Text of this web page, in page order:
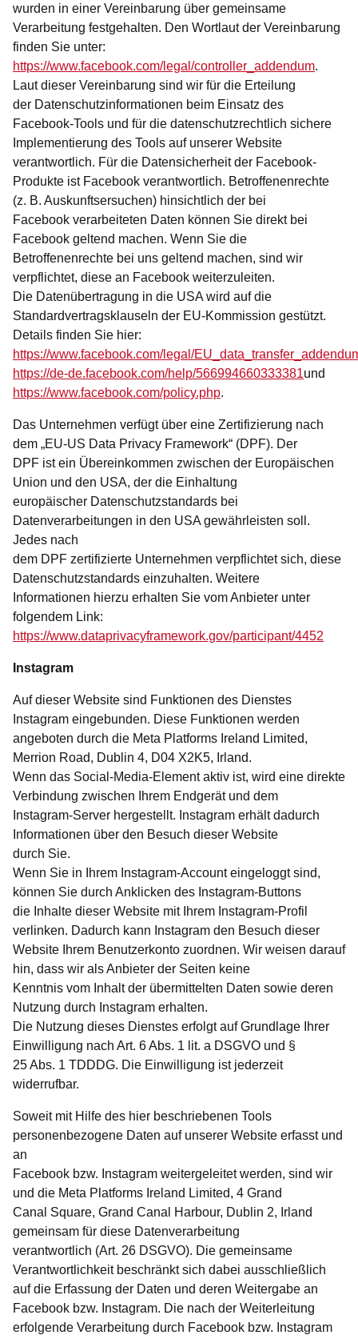
wurden in einer Vereinbarung über gemeinsame
Verarbeitung festgehalten. Den Wortlaut der Vereinbarung
finden Sie unter:
https://www.facebook.com/legal/controller_addendum.
Laut dieser Vereinbarung sind wir für die Erteilung
der Datenschutzinformationen beim Einsatz des
Facebook-Tools und für die datenschutzrechtlich sichere
Implementierung des Tools auf unserer Website
verantwortlich. Für die Datensicherheit der Facebook-
Produkte ist Facebook verantwortlich. Betroffenenrechte
(z. B. Auskunftsersuchen) hinsichtlich der bei
Facebook verarbeiteten Daten können Sie direkt bei
Facebook geltend machen. Wenn Sie die
Betroffenenrechte bei uns geltend machen, sind wir
verpflichtet, diese an Facebook weiterzuleiten.
Die Datenübertragung in die USA wird auf die
Standardvertragsklauseln der EU-Kommission gestützt.
Details finden Sie hier:
https://www.facebook.com/legal/
https://de-de.facebook.com/help/566994660333381und
https://www.facebook.com/policy.php.
Das Unternehmen verfügt über eine Zertifizierung nach
dem „EU-US Data Privacy Framework“ (DPF). Der
DPF ist ein Übereinkommen zwischen der Europäischen
Union und den USA, der die Einhaltung
europäischer Datenschutzstandards bei
Datenverarbeitungen in den USA gewährleisten soll.
Jedes nach
dem DPF zertifizierte Unternehmen verpflichtet sich, diese
Datenschutzstandards einzuhalten. Weitere
Informationen hierzu erhalten Sie vom Anbieter unter
folgendem Link:
https://www.dataprivacyframework.gov/participant/4452
Instagram
Auf dieser Website sind Funktionen des Dienstes
Instagram eingebunden. Diese Funktionen werden
angeboten durch die Meta Platforms Ireland Limited,
Merrion Road, Dublin 4, D04 X2K5, Irland.
Wenn das Social-Media-Element aktiv ist, wird eine direkte
Verbindung zwischen Ihrem Endgerät und dem
Instagram-Server hergestellt. Instagram erhält dadurch
Informationen über den Besuch dieser Website
durch Sie.
Wenn Sie in Ihrem Instagram-Account eingeloggt sind,
können Sie durch Anklicken des Instagram-Buttons
die Inhalte dieser Website mit Ihrem Instagram-Profil
verlinken. Dadurch kann Instagram den Besuch dieser
Website Ihrem Benutzerkonto zuordnen. Wir weisen darauf
hin, dass wir als Anbieter der Seiten keine
Kenntnis vom Inhalt der übermittelten Daten sowie deren
Nutzung durch Instagram erhalten.
Die Nutzung dieses Dienstes erfolgt auf Grundlage Ihrer
Einwilligung nach Art. 6 Abs. 1 lit. a DSGVO und §
25 Abs. 1 TDDDG. Die Einwilligung ist jederzeit
widerrufbar.
Soweit mit Hilfe des hier beschriebenen Tools
personenbezogene Daten auf unserer Website erfasst und
an
Facebook bzw. Instagram weitergeleitet werden, sind wir
und die Meta Platforms Ireland Limited, 4 Grand
Canal Square, Grand Canal Harbour, Dublin 2, Irland
gemeinsam für diese Datenverarbeitung
verantwortlich (Art. 26 DSGVO). Die gemeinsame
Verantwortlichkeit beschränkt sich dabei ausschließlich
auf die Erfassung der Daten und deren Weitergabe an
Facebook bzw. Instagram. Die nach der Weiterleitung
erfolgende Verarbeitung durch Facebook bzw. Instagram